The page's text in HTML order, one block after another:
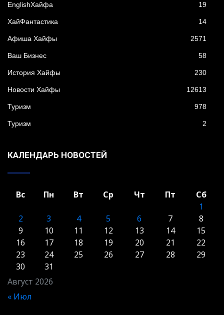
EnglishХайфа 19
XайФантастика 14
Афиша Хайфы 2571
Ваш Бизнес 58
История Хайфы 230
Новости Хайфы 12613
Туризм 978
Туризм 2
КАЛЕНДАРЬ НОВОСТЕЙ
Август 2026
Вс Пн Вт Ср Чт Пт
Сб
1
2
3 4 5 6 7
8
9
10 11 12 13 14
15
16
17 18 19 20 21
22
23
24 25 26 27 28
29
30
31
« Июл